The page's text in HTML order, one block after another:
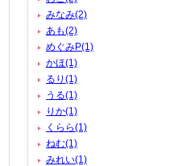
みなみ(2)
あも(2)
めぐみP(1)
かほ(1)
るり(1)
うる(1)
りか(1)
くらら(1)
ねむ(1)
みれい(1)